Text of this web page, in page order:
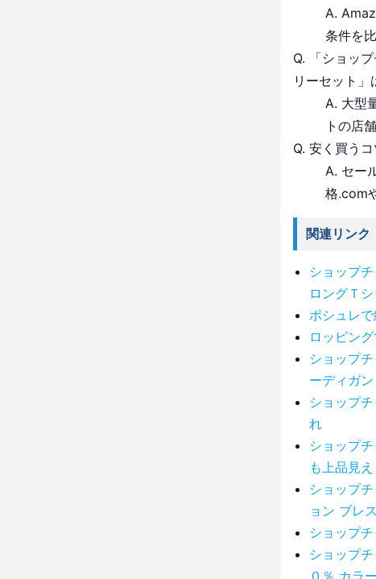
A.
条件を
Q. 「ショッ
リーセット」
A. 大型
トの店
Q. 安く買うコ
A. セー
格.com
関連リンク
ショップ
ロングＴ
ポシュレ
ロッピン
ショップ
ーディガン
ショップ
れ
ショップ
も上品見
ショップ
ョン ブレ
ショップ
ショップ